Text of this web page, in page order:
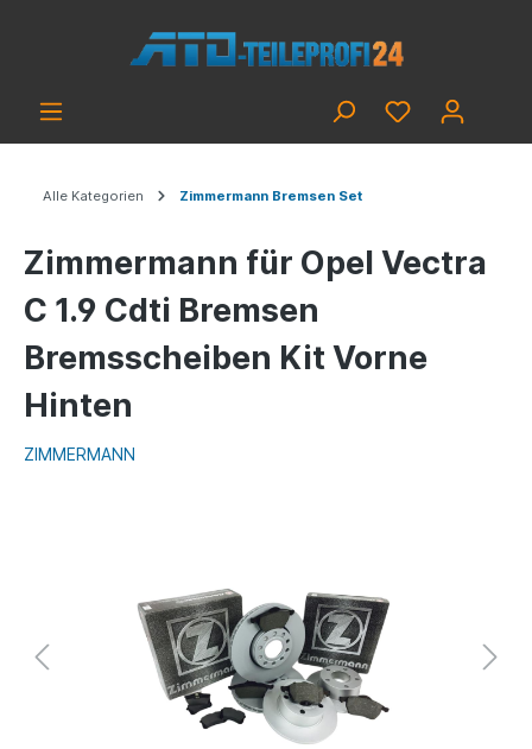
Alle Kategorien Zimmermann Bremsen Set
Zimmermann für Opel Vectra
C 1.9 Cdti Bremsen
Bremsscheiben Kit Vorne
Hinten
ZIMMERMANN